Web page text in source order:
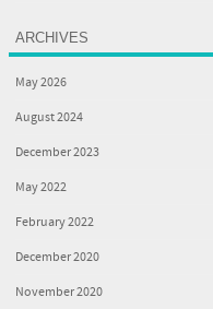
ARCHIVES
May 2026
August 2024
December 2023
May 2022
February 2022
December 2020
November 2020